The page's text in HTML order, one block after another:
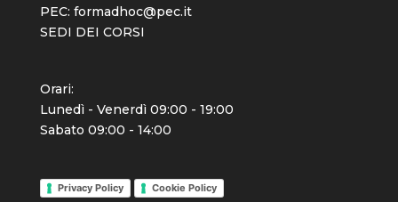
PEC: formadhoc@pec.it
SEDI DEI CORSI
Orari:
Lunedì - Venerdì 09:00 - 19:00
Sabato 09:00 - 14:00
Privacy Policy Cookie Policy